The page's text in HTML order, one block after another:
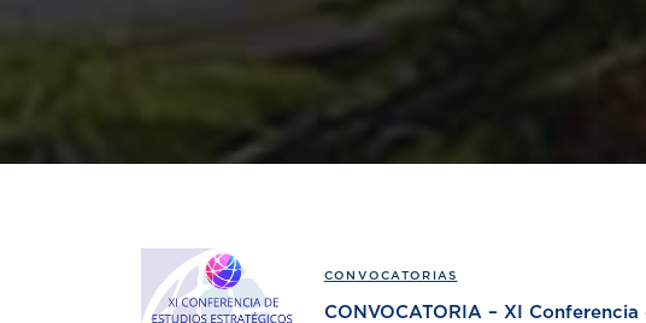
CONVOCATORIAS
CONVOCATORIA – XI Conferencia